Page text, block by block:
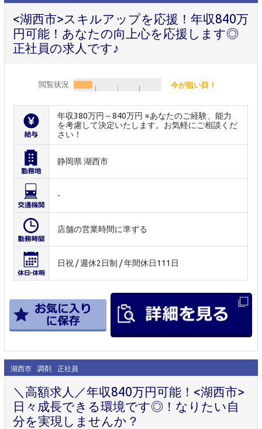
<湖西市>スキルアップを応援！年収840万
円可能！あなたの向上心を応援します◎
正社員の求人です♪
閲覧状況 今が狙い目！
年収380万円～840万円 ※あなたのご経験、能力
を考慮して決定いたします。お気軽にご相談くだ
さい！
静岡県 湖西市
-
店舗の営業時間に準ずる
日祝 / 週休2日制 / 年間休日111日
湖西市 調剤 正社員
＼高額求人／年収840万円可能！<湖西市>
日々成長できる環境です◎！なりたい自
分を実現しませんか？